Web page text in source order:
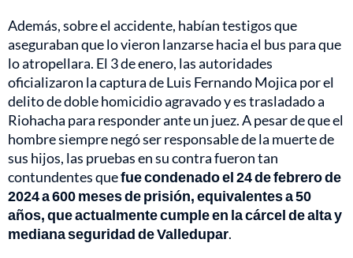
Además, sobre el accidente, habían testigos que
aseguraban que lo vieron lanzarse hacia el bus para que
lo atropellara. El 3 de enero, las autoridades
oficializaron la captura de Luis Fernando Mojica por el
delito de doble homicidio agravado y es trasladado a
Riohacha para responder ante un juez. A pesar de que el
hombre siempre negó ser responsable de la muerte de
sus hijos, las pruebas en su contra fueron tan
contundentes quefue condenado el 24 de febrero de
2024 a 600 meses de prisión, equivalentes a 50
años, que actualmente cumple en la cárcel de alta y
mediana seguridad de Valledupar.